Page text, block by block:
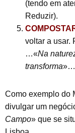
(tendo em
Reduzir).
voltar a usar.
…«Na
transforma»…
Como exemplo do
divulgar um
Campo» que se